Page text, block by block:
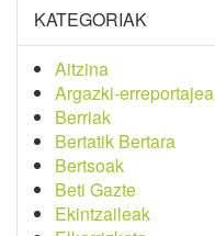
KATEGORIAK
Aitzina
Argazki-erreportajea
Berriak
Bertatik Bertara
Bertsoak
Beti Gazte
Ekintzaileak